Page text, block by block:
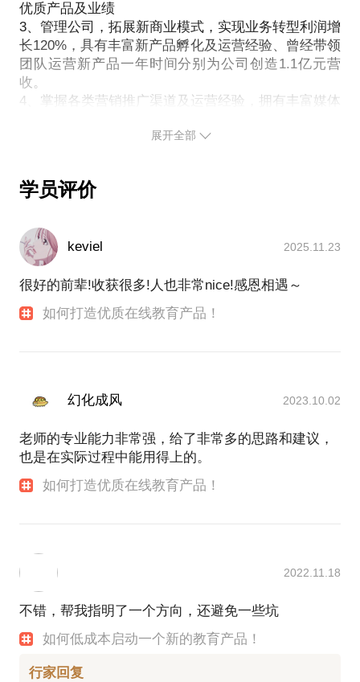
优质产品及业绩
3、管理公司，拓展新商业模式，实现业务转型利润增
长120%，具有丰富新产品孵化及运营经验、曾经带领
团队运营新产品一年时间分别为公司创造1.1亿元营
收。
4、掌握各类营销推广渠道及运营经验，拥有丰富媒体
营业绩。对于用户增长，社群，搜索引擎营销
能力。
的组织推动。
项目经历：
达内新产品的打造，如会计产品线运营及打造，年营
我赢职场线上教育平台打造及运营，加盟校区的拓展
展开全部
学员评价
keviel 2025.11.23
很好的前辈!收获很多!人也非常nice!感恩相遇～
如何打造优质在线教育产品！
幻化成风 2023.10.02
老师的专业能力非常强，给了非常多的思路和建议，
也是在实际过程中能用得上的。
如何打造优质在线教育产品！
2022.11.18
不错，帮我指明了一个方向，还避免一些坑
如何低成本启动一个新的教育产品！
行家回复